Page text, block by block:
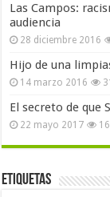
Las Campos:
audiencia
28 diciembre 2016
Hijo de una
14 marzo 2016
El secreto de que
22 mayo 2017
Etiquetas